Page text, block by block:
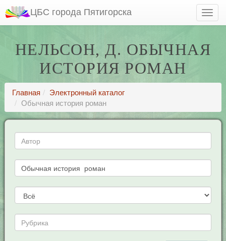
ЦБС города Пятигорска
НЕЛЬСОН, Д. ОБЫЧНАЯ
ИСТОРИЯ РОМАН
Главная
Электронный каталог
Обычная история роман